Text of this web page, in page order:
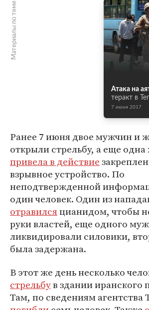
Материалы по теме
Атака на
теракт в
7 июня 2017
Ранее 7 июня двое мужчин и
открыли стрельбу, а еще
привела в действие
взрывное устройство. По
неподтвержденной
один человек. Один из
отравилсяцианидом, чтобы
руки властей, еще одного
ликвидировали силовики,
была задержана.
В этот же день несколько
стрельбув здании иранского
Там, по сведениям агентства